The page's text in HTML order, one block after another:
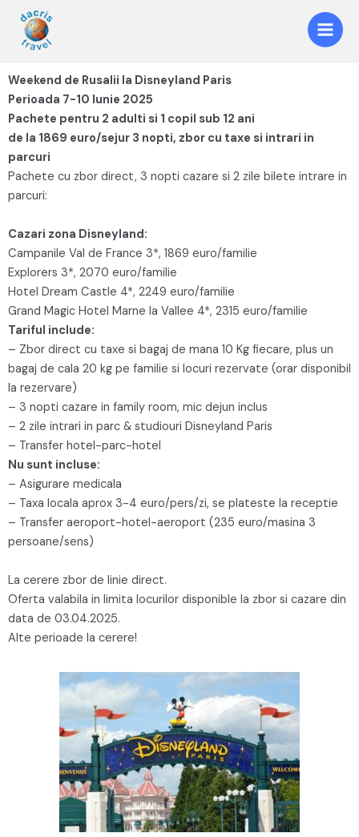
Weekend de Rusalii la Disneyland Paris
Perioada 7-10 Iunie 2025
Pachete pentru 2 adulti si 1 copil sub 12 ani
de la 1869 euro/sejur 3 nopti, zbor cu taxe si intrari in
parcuri
Pachete cu zbor direct, 3 nopti cazare si 2 zile bilete intrare in
parcuri:
Cazari zona Disneyland:
Campanile Val de France 3*, 1869 euro/familie
Explorers 3*, 2070 euro/familie
Hotel Dream Castle 4*, 2249 euro/familie
Grand Magic Hotel Marne la Vallee 4*, 2315 euro/familie
Tariful include:
– Zbor direct cu taxe si bagaj de mana 10 Kg fiecare, plus un
bagaj de cala 20 kg pe familie si locuri rezervate (orar disponibil
la rezervare)
– 3 nopti cazare in family room, mic dejun inclus
– 2 zile intrari in parc & studiouri Disneyland Paris
– Transfer hotel-parc-hotel
Nu sunt incluse:
– Asigurare medicala
– Taxa locala aprox 3-4 euro/pers/zi, se plateste la receptie
– Transfer aeroport-hotel-aeroport (235 euro/masina 3
persoane/sens)
La cerere zbor de linie direct.
Oferta valabila in limita locurilor disponible la zbor si cazare din
data de 03.04.2025.
Alte perioade la cerere!